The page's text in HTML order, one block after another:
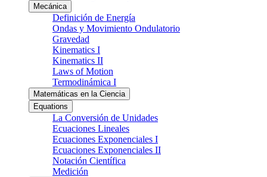
Mecánica
Definición de Energía
Ondas y Movimiento Ondulatorio
Gravedad
Kinematics I
Kinematics II
Laws of Motion
Termodinámica I
Matemáticas en la Ciencia
Equations
La Conversión de Unidades
Ecuaciones Lineales
Ecuaciones Exponenciales I
Ecuaciones Exponenciales II
Notación Científica
Medición